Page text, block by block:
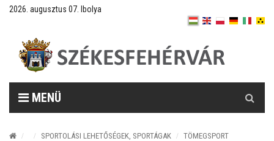
2026. augusztus 07. Ibolya
MENÜ
SPORTOLÁSI LEHETŐSÉGEK, SPORTÁGAK
TÖMEGSPORT